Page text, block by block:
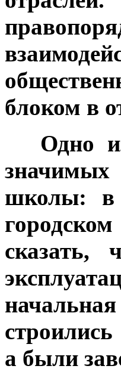
блоком в
Одно
школы: в
сказать,
а были